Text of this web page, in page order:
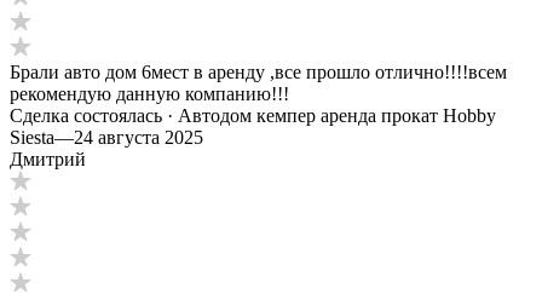
Брали авто дом 6мест в аренду ,все прошло отлично!!!!всем
рекомендую данную компанию!!!
Сделка состоялась · Автодом кемпер аренда прокат Hobby
Siesta—24 августа 2025
Дмитрий